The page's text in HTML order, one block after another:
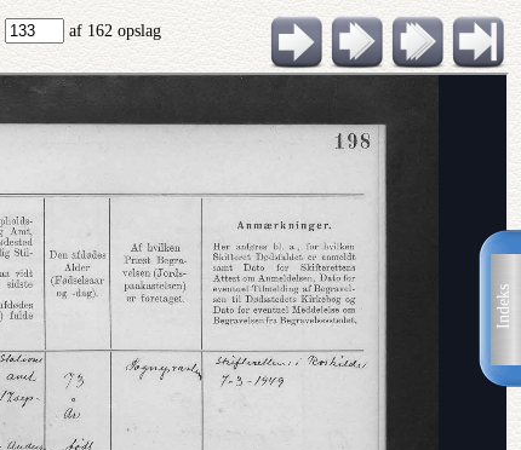
Indeks
af 162 opslag